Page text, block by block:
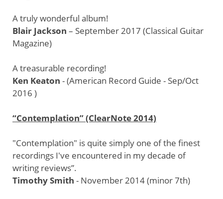
A truly wonderful album!
Blair Jackson – September 2017 (Classical Guitar
Magazine)
A treasurable recording!
Ken Keaton - (American Record Guide - Sep/Oct
2016 )
“Contemplation” (ClearNote 2014)
"Contemplation" is quite simply one of the finest
recordings I've encountered in my decade of
writing reviews”.
Timothy Smith - November 2014 (minor 7th)